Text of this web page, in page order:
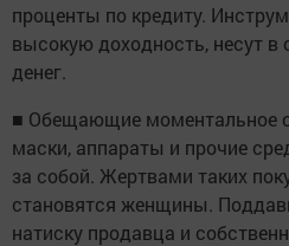
проценты по кредиту.
высокую доходность, несут в
денег.
■ Обещающие моментальное
маски, аппараты и прочие
за собой. Жертвами таких
становятся женщины.
натиску продавца и